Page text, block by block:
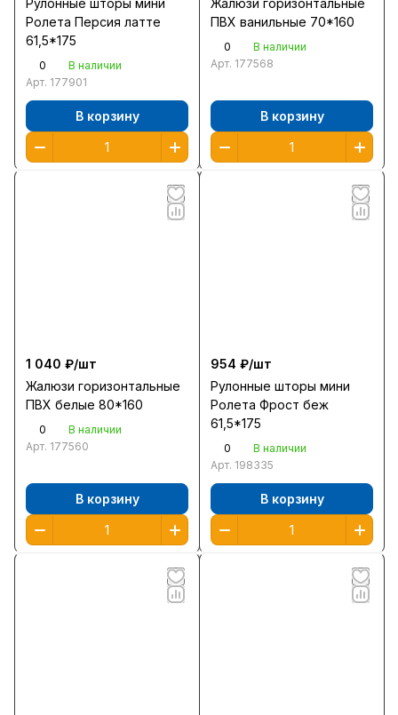
Рулонные шторы мини
Ролета Персия латте
61,5*175
0
В наличии
Арт. 177901
В корзину
Жалюзи горизонтальные
ПВХ ванильные 70*160
0
В наличии
Арт. 177568
В корзину
1 040 ₽/шт
Жалюзи горизонтальные
ПВХ белые 80*160
0
В наличии
Арт. 177560
В корзину
954 ₽/шт
Рулонные шторы мини
Ролета Фрост беж
61,5*175
0
В наличии
Арт. 198335
В корзину